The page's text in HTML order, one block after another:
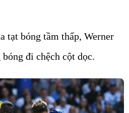
tạt bóng tầm thấp, Werner
đi chệch cột dọc.